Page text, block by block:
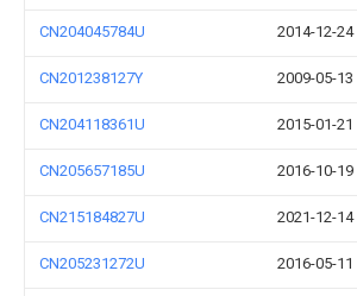
CN204045784U 2014-12-24
CN201238127Y 2009-05-13
CN204118361U 2015-01-21
CN205657185U 2016-10-19
CN215184827U 2021-12-14
CN205231272U 2016-05-11